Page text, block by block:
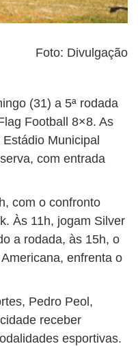
Foto: Divulgação
(31) a 5ª rodada
Football 8×8. As
Municipal
com entrada
com o confronto
Às 11h, jogam Silver
a rodada, às 15h, o
enfrenta o
Pedro Peol,
receber
esportivas.